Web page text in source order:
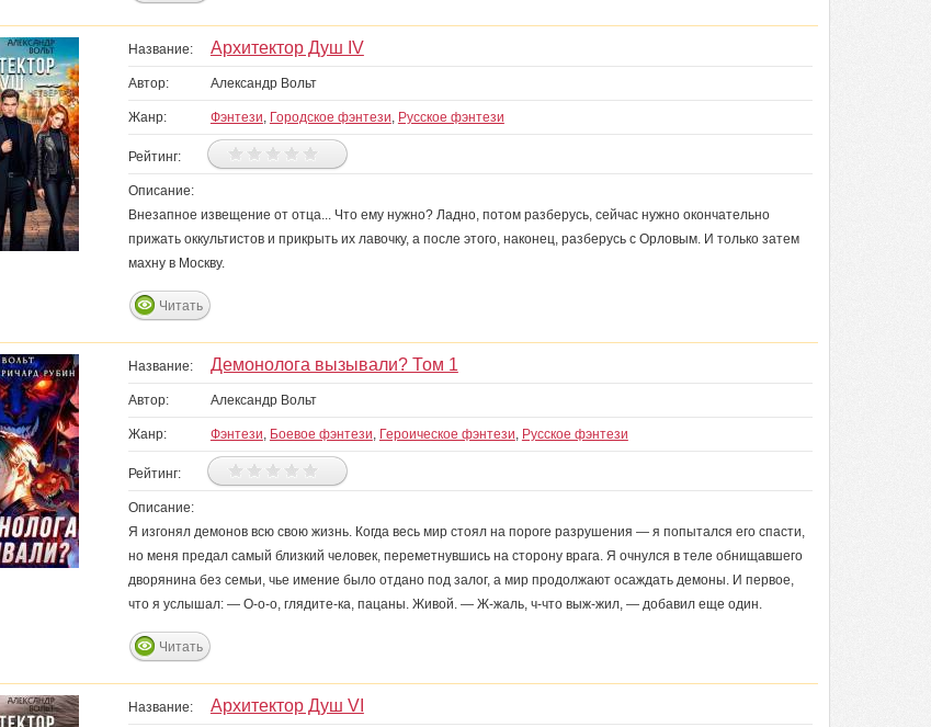
Название: Архитектор Душ IV
Автор: Александр Вольт
Жанр: Фэнтези, Городское фэнтези, Русское фэнтези
Рейтинг:
Описание:
Внезапное извещение от отца... Что ему нужно? Ладно, потом разберусь, сейчас нужно окончательно
прижать оккультистов и прикрыть их лавочку, а после этого, наконец, разберусь с Орловым. И только затем
махну в Москву.
Читать
Название: Демонолога вызывали? Том 1
Автор: Александр Вольт
Жанр: Фэнтези, Боевое фэнтези, Героическое фэнтези, Русское фэнтези
Рейтинг:
Описание:
Я изгонял демонов всю свою жизнь. Когда весь мир стоял на пороге разрушения — я попытался его спасти,
но меня предал самый близкий человек, переметнувшись на сторону врага. Я очнулся в теле обнищавшего
дворянина без семьи, чье имение было отдано под залог, а мир продолжают осаждать демоны. И первое,
что я услышал: — О-о-о, глядите-ка, пацаны. Живой. — Ж-жаль, ч-что выж-жил, — добавил еще один.
Читать
Название: Архитектор Душ VI